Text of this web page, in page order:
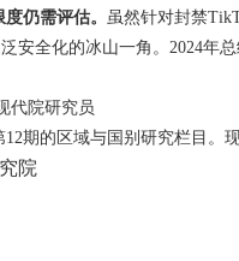
仍需评估。 虽然针对封禁
安全化的冰山一角。2024
代院研究员
期的区域与国别研究栏目
院